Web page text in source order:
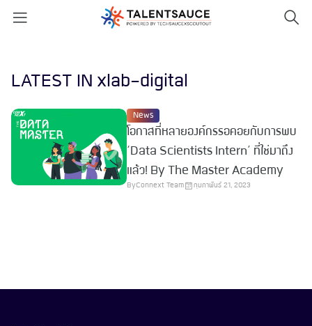
LATEST IN xlab-digital
News
โอกาสที่หลายองค์กรรอคอยกับการพบ
‘Data Scientists Intern’ ที่ใช่มาถึง
แล้ว! By The Master Academy
ByConnext Team กุมภาพันธ์ 21, 2023